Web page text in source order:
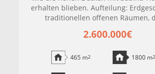
erhalten blieben. Aufteilung:
traditionellen offenen Räumen,
2.600.000€
465 m2 1800 m2